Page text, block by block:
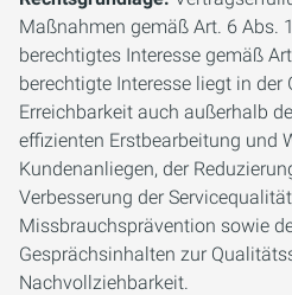
Maßnahmen gemäß Art. 6 Abs.
berechtigtes Interesse gemäß
berechtigte Interesse liegt in der
Erreichbarkeit auch außerhalb
effizienten Erstbearbeitung und
Kundenanliegen, der
Verbesserung der
Missbrauchsprävention sowie
Gesprächsinhalten zur
Nachvollziehbarkeit.